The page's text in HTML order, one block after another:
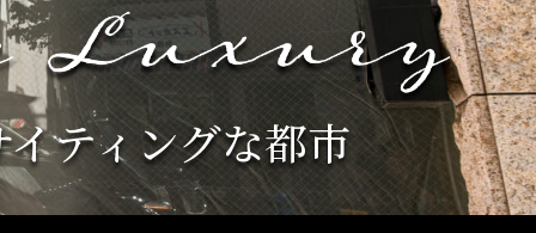
ティングな都市